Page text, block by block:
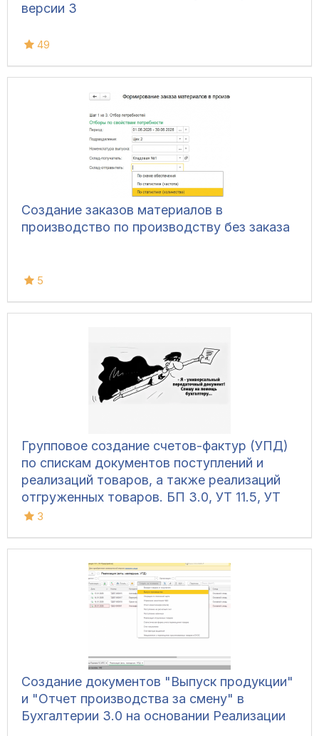
версии 3
49
Создание заказов материалов в
производство по производству без заказа
5
Групповое создание счетов-фактур (УПД)
по спискам документов поступлений и
реализаций товаров, а также реализаций
отгруженных товаров. БП 3.0, УТ 11.5, УТ
11.4, УТ 10.3, КА 2.5, КА 2.4, КА 1.1, ERP 2.5,
7.7
3
Создание документов "Выпуск продукции"
и "Отчет производства за смену" в
Бухгалтерии 3.0 на основании Реализации